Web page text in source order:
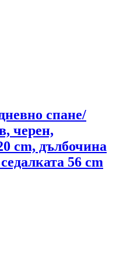
спане/
черен,
cm, дълбочина
56 cm